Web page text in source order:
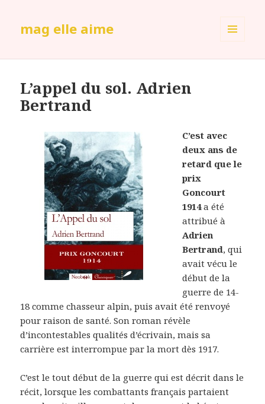
mag elle aime
L’appel du sol. Adrien
Bertrand
C’est avec
deux ans de
retard que le
prix
Goncourt
1914a été
attribué à
Adrien
Bertrand, qui
avait vécu le
début de la
guerre de 14-
18 comme chasseur alpin, puis avait été renvoyé
pour raison de santé. Son roman révèle
d’incontestables qualités d’écrivain, mais sa
carrière est interrompue par la mort dès 1917.
C’est le tout début de la guerre qui est décrit dans le
récit, lorsque les combattants français partaient